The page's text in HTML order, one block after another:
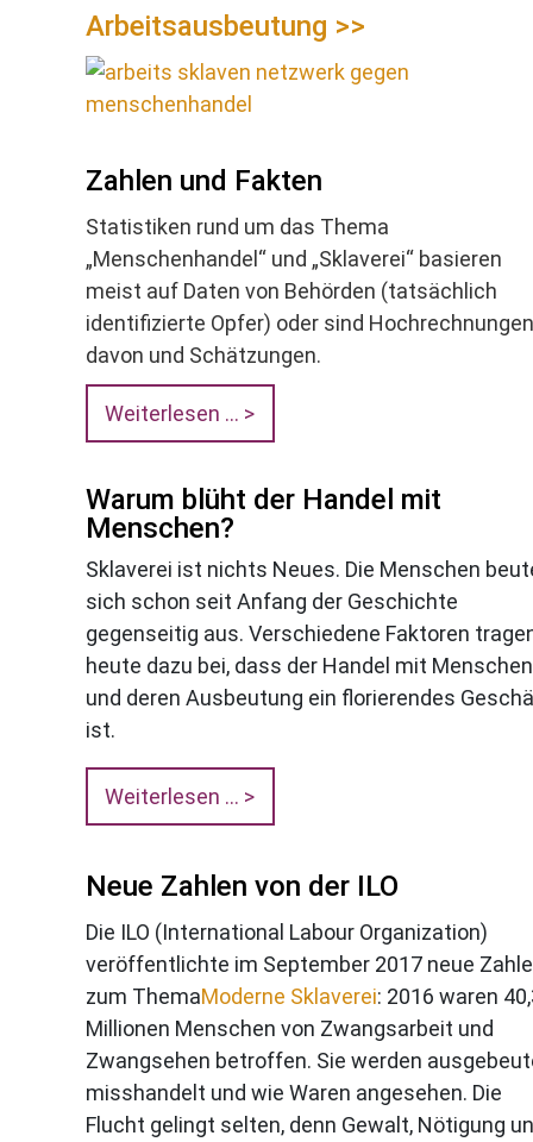
Arbeitsausbeutung >>
Zahlen und Fakten
Statistiken rund um das Thema
„Menschenhandel“ und „Sklaverei“ basieren
meist auf Daten von Behörden (tatsächlich
identifizierte Opfer) oder sind Hochrechnungen
davon und Schätzungen.
Weiterlesen ...
Warum blüht der Handel mit
Menschen?
Sklaverei ist nichts Neues. Die Menschen
sich schon seit Anfang der Geschichte
gegenseitig aus. Verschiedene Faktoren
heute dazu bei, dass der Handel mit Menschen
und deren Ausbeutung ein florierendes
ist.
Weiterlesen ...
Neue Zahlen von der ILO
Die ILO (International Labour Organization)
veröffentlichte im September 2017 neue
zum ThemaModerne Sklaverei: 2016 waren
Millionen Menschen von Zwangsarbeit und
Zwangsehen betroffen. Sie werden
misshandelt und wie Waren angesehen. Die
Flucht gelingt selten, denn Gewalt, Nötigung